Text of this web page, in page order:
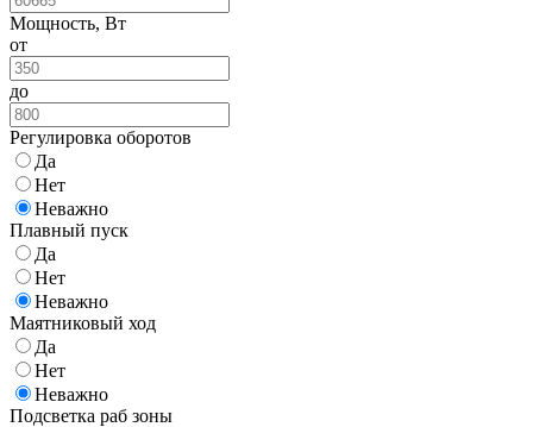
Мощность, Вт
от
до
Регулировка оборотов
Да
Нет
Неважно
Плавный пуск
Да
Нет
Неважно
Маятниковый ход
Да
Нет
Неважно
Подсветка раб зоны